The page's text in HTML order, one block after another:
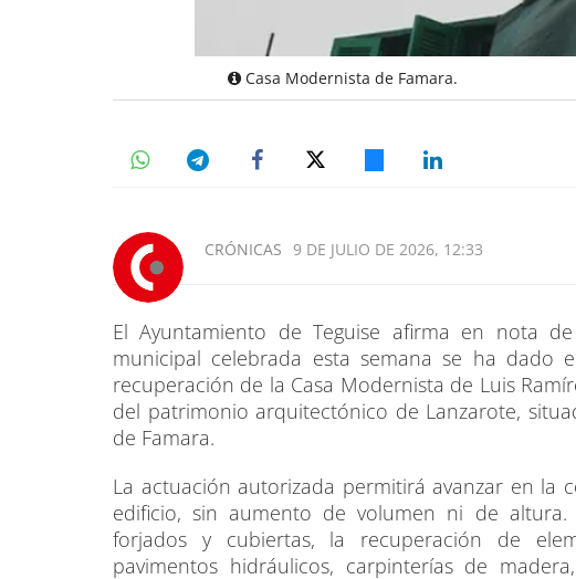
Casa Modernista de Famara.
CRÓNICAS 9 DE JULIO DE 2026, 12:33
El Ayuntamiento de Teguise afirma en nota
municipal celebrada esta semana se ha dado
recuperación de la Casa Modernista de Luis
del patrimonio arquitectónico de Lanzarote,
de Famara.
La actuación autorizada permitirá avanzar en la
edificio, sin aumento de volumen ni de
forjados y cubiertas, la recuperación de
pavimentos hidráulicos, carpinterías de